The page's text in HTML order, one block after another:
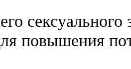
сексуального
повышения